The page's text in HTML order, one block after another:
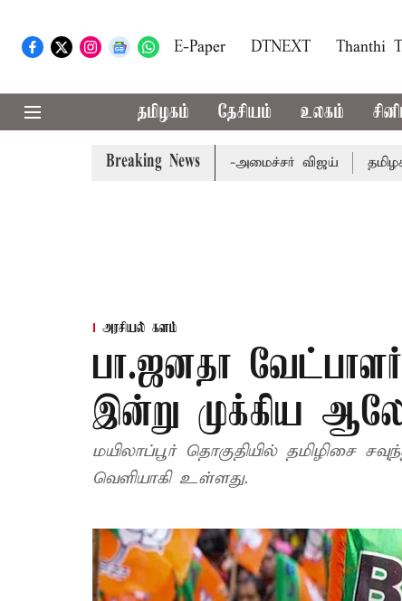
E-Paper DTNEXT Thanthi
தமிழகம் தேசியம் உலகம்
Breaking News
வேளாண் பட்ஜெட்: முதல்-அமைச்சர் விஜய் தமிழக
அரசியல் களம்
பா.ஜனதா
இன்று முக்கிய
மயிலாப்பூர் தொகுதியில் தமிழிசை
வெளியாகி உள்ளது.